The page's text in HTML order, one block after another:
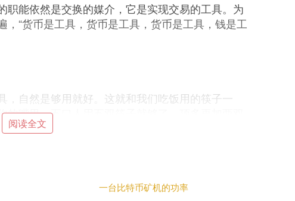
职能依然是交换的媒介，它是实现交易的工具。为
“货币是工具，货币是工具，货币是工具，钱是工
自然是够用就好。这就和我们吃饭用的筷子一
的嘴里，五口人用五双筷子就够了，顶多再加两双
数量和钱的使用效率，而并不是越多越好。这个
演绎一番。比如一个封闭的世界只有3个人，他们
了李四一头牛，1000金到了李四手里，六个月后李
阅读全文
一台比特币矿机的功率